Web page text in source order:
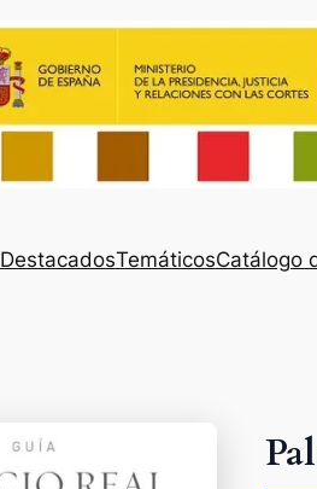
DestacadosTemáticosCatálogo